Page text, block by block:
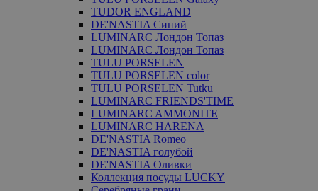
TUDOR ENGLAND
DE'NASTIA Синий
LUMINARC Лондон Топаз
LUMINARC Лондон Топаз
TULU PORSELEN
TULU PORSELEN color
TULU PORSELEN Tutku
LUMINARC FRIENDS'TIME
LUMINARC AMMONITE
LUMINARC HARENA
DE'NASTIA Romeo
DE'NASTIA голубой
DE'NASTIA Оливки
Коллекция посуды LUCKY